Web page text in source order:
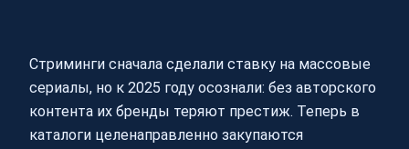
Стриминги сначала сделали ставку на массовые
сериалы, но к 2025 году осознали: без авторского
контента их бренды теряют престиж. Теперь в
каталоги целенаправленно закупаются